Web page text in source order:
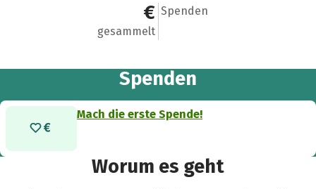
0 €
gesammelt
0
Spenden
Spenden
Mach die erste Spende!
Worum es geht